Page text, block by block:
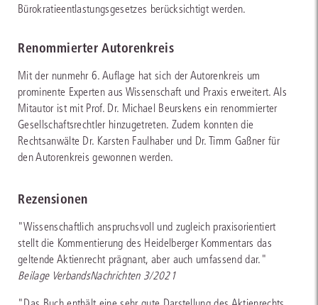
Bürokratieentlastungsgesetzes berücksichtigt werden.
Renommierter Autorenkreis
Mit der nunmehr 6. Auflage hat sich der Autorenkreis um
prominente Experten aus Wissenschaft und Praxis erweitert. Als
Mitautor ist mit Prof. Dr. Michael Beurskens ein renommierter
Gesellschaftsrechtler hinzugetreten. Zudem konnten die
Rechtsanwälte Dr. Karsten Faulhaber und Dr. Timm Gaßner für
den Autorenkreis gewonnen werden.
Rezensionen
"Wissenschaftlich anspruchsvoll und zugleich praxisorientiert
stellt die Kommentierung des Heidelberger Kommentars das
geltende Aktienrecht prägnant, aber auch umfassend dar."
Beilage VerbandsNachrichten 3/2021